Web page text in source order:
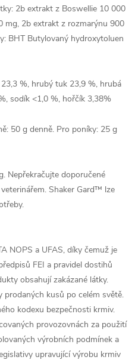
2b extrakt z Boswellie 10 000
mg, 2b extrakt z rozmarýnu 900
BHT Butylovaný hydroxytoluen
%, hrubý tuk 23,9 %, hrubá
sodík <1,0 %, hořčík 3,38%
50 g denně. Pro poníky: 25 g
Nepřekračujte doporučené
Shaker Gard™ lze
NOPS a UFAS, díky čemuž je
FEI a pravidel dostihů
obsahují zakázané látky.
kusů po celém světě.
kodexu bezpečnosti krmiv.
provozovnách za použití
výrobních podmínek a
upravující výrobu krmiv